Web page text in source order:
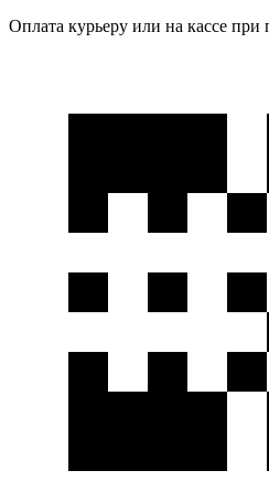
Оплата курьеру или на кассе при